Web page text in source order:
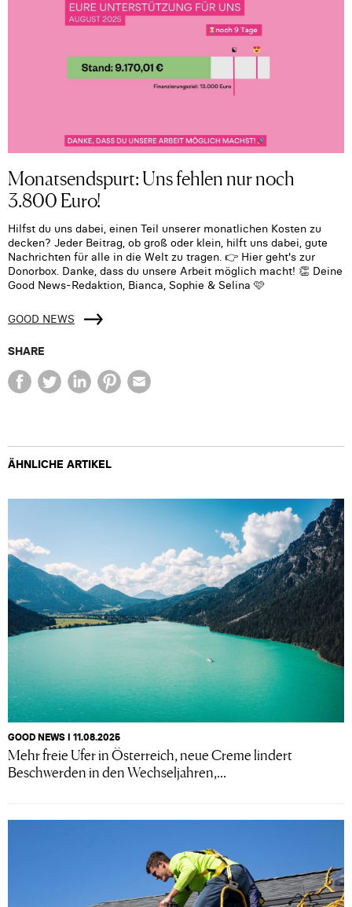
Monatsendspurt: Uns fehlen nur noch
3.800 Euro!
Hilfst du uns dabei, einen Teil unserer monatlichen Kosten zu
decken? Jeder Beitrag, ob groß oder klein, hilft uns dabei, gute
Nachrichten für alle in die Welt zu tragen. 👉 Hier geht's zur
Donorbox. Danke, dass du unsere Arbeit möglich macht! 👏 Deine
Good News-Redaktion, Bianca, Sophie & Selina 🩷
GOOD NEWS
SHARE
ÄHNLICHE ARTIKEL
GOOD NEWS I 11.08.2025
Mehr freie Ufer in Österreich, neue Creme lindert
Beschwerden in den Wechseljahren,...